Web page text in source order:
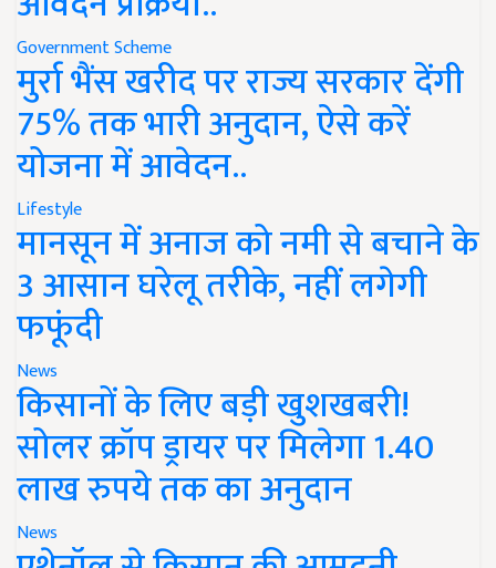
Government Scheme
मुर्रा भैंस खरीद पर राज्य सरकार देंगी
75% तक भारी अनुदान, ऐसे करें
योजना में आवेदन..
Lifestyle
मानसून में अनाज को नमी से बचाने के
3 आसान घरेलू तरीके, नहीं लगेगी
फफूंदी
News
किसानों के लिए बड़ी खुशखबरी!
सोलर क्रॉप ड्रायर पर मिलेगा 1.40
लाख रुपये तक का अनुदान
News